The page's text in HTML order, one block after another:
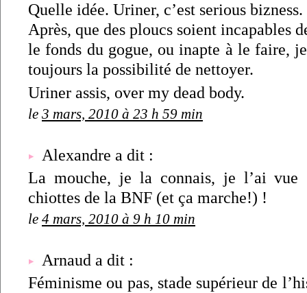
Quelle idée. Uriner, c’est serious bizness.
Après, que des ploucs soient incapables
le fonds du gogue, ou inapte à le faire,
toujours la possibilité de nettoyer.
Uriner assis, over my dead body.
le 3 mars, 2010 à 23 h 59 min
Alexandre a dit :
La mouche, je la connais, je l’ai
chiottes de la BNF (et ça marche!) !
le 4 mars, 2010 à 9 h 10 min
Arnaud a dit :
Féminisme ou pas, stade supérieur de